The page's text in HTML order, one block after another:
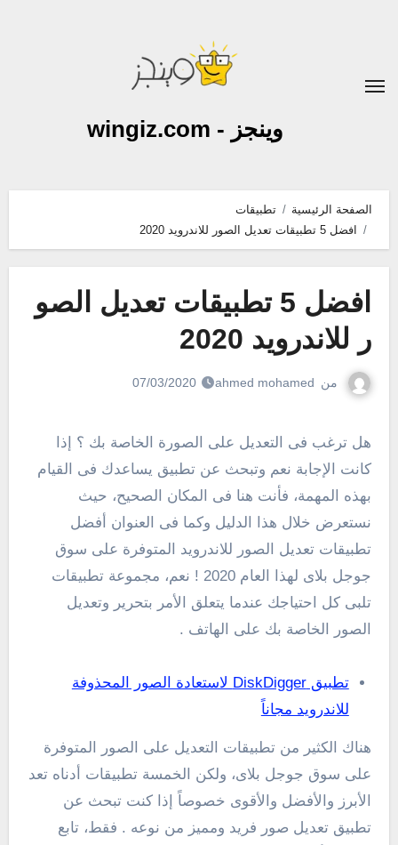
وينجز - wingiz.com
الصفحة الرئيسية
تطبيقات
افضل 5 تطبيقات تعديل الصور للاندرويد 2020
افضل 5 تطبيقات تعديل الصو
ر للاندرويد 2020
من ahmed mohamed
07/03/2020
هل ترغب فى التعديل على الصورة الخاصة بك ؟ إذا
كانت الإجابة نعم وتبحث عن تطبيق يساعدك فى القيام
بهذه المهمة، فأنت هنا فى المكان الصحيح، حيث
نستعرض خلال هذا الدليل وكما فى العنوان أفضل
تطبيقات تعديل الصور للاندرويد المتوفرة على سوق
جوجل بلاى لهذا العام 2020 ! نعم، مجموعة تطبيقات
تلبى كل احتياجك عندما يتعلق الأمر بتحرير وتعديل
الصور الخاصة بك على الهاتف .
تطبيق DiskDigger لاستعادة الصور المحذوفة
للاندرويد مجاناً
هناك الكثير من تطبيقات التعديل على الصور المتوفرة
على سوق جوجل بلاى، ولكن الخمسة تطبيقات أدناه تعد
الأبرز والأفضل والأقوى خصوصاً إذا كنت تبحث عن
تطبيق تعديل صور فريد ومميز من نوعه . فقط، تابع